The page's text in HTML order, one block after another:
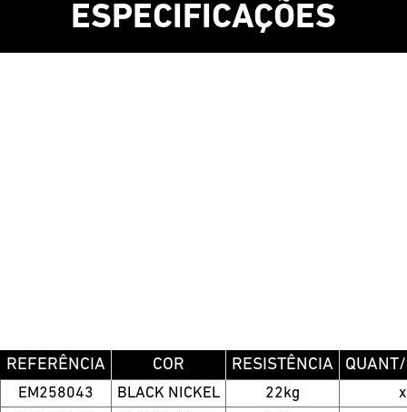
ESPECIFICAÇÕES
REFERÊNCIA COR RESISTÊNCIA
EM258043 BLACK NICKEL 22kg